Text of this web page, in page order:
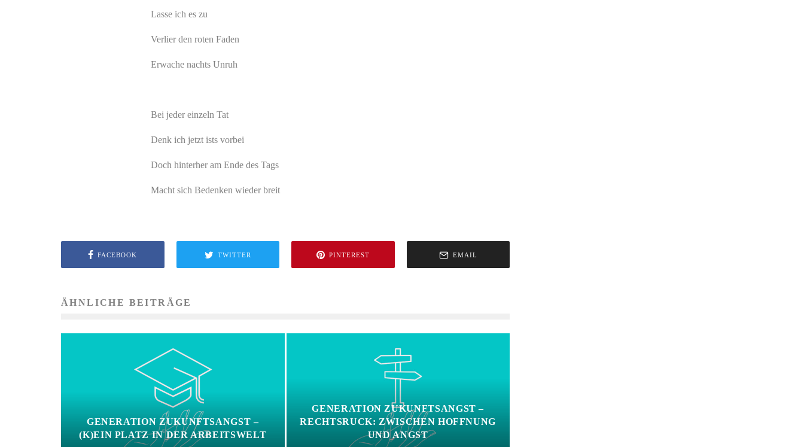
Lasse ich es zu
Verlier den roten Faden
Erwache nachts Unruh
Bei jeder einzeln Tat
Denk ich jetzt ists vorbei
Doch hinterher am Ende des Tags
Macht sich Bedenken wieder breit
FACEBOOK TWITTER PINTEREST EMAIL
ÄHNLICHE BEITRÄGE
GENERATION ZUKUNFTSANGST –
(K)EIN PLATZ IN DER ARBEITSWELT
GENERATION ZUKUNFTSANGST –
RECHTSRUCK: ZWISCHEN HOFFNUNG
UND ANGST